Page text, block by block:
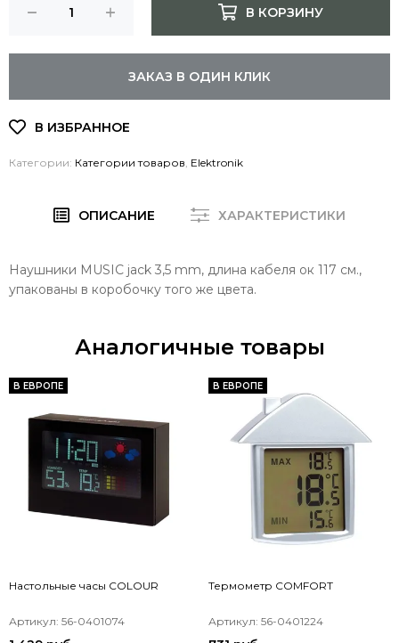
В КОРЗИНУ
ЗАКАЗ В ОДИН КЛИК
Категории: Категории товаров Elektronik
ОПИСАНИЕ ХАРАКТЕРИСТИКИ
Наушники MUSIC jack 3,5 mm, длина кабеля ок 117 см.,
упакованы в коробочку того же цвета.
Аналогичные товары
В ЕВРОПЕ
Настольные часы COLOUR
Артикул: 56-0401074
В ЕВРОПЕ
Термометр COMFORT
Артикул: 56-0401224